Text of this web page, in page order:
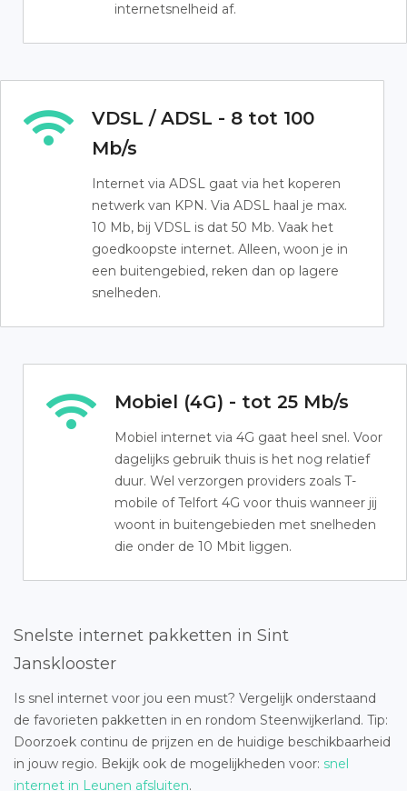
internetsnelheid af.
VDSL / ADSL - 8 tot 100
Mb/s
Internet via ADSL gaat via het koperen
netwerk van KPN. Via ADSL haal je max.
10 Mb, bij VDSL is dat 50 Mb. Vaak het
goedkoopste internet. Alleen, woon je in
een buitengebied, reken dan op lagere
snelheden.
Mobiel (4G) - tot 25 Mb/s
Mobiel internet via 4G gaat heel snel. Voor
dagelijks gebruik thuis is het nog relatief
duur. Wel verzorgen providers zoals T-
mobile of Telfort 4G voor thuis wanneer jij
woont in buitengebieden met snelheden
die onder de 10 Mbit liggen.
Snelste internet pakketten in Sint
Jansklooster
Is snel internet voor jou een must? Vergelijk onderstaand
de favorieten pakketten in en rondom Steenwijkerland. Tip:
Doorzoek continu de prijzen en de huidige beschikbaarheid
in jouw regio. Bekijk ook de mogelijkheden voor: snel
internet in Leunen afsluiten.